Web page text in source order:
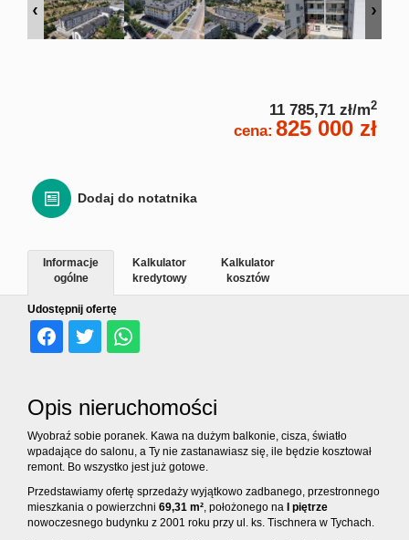
11 785,71 zł/m2
cena: 825 000 zł
Dodaj do notatnika
Udostępnij ofertę
Informacje
ogólne
Kalkulator
kredytowy
Kalkulator
kosztów
Opis nieruchomości
Wyobraź sobie poranek. Kawa na dużym balkonie, cisza, światło
wpadające do salonu, a Ty nie zastanawiasz się, ile będzie kosztował
remont. Bo wszystko jest już gotowe.
Przedstawiamy ofertę sprzedaży wyjątkowo zadbanego, przestronnego
mieszkania o powierzchni 69,31 m², położonego na
I piętrze
nowoczesnego budynku z 2001 roku przy ul. ks. Tischnera w Tychach.